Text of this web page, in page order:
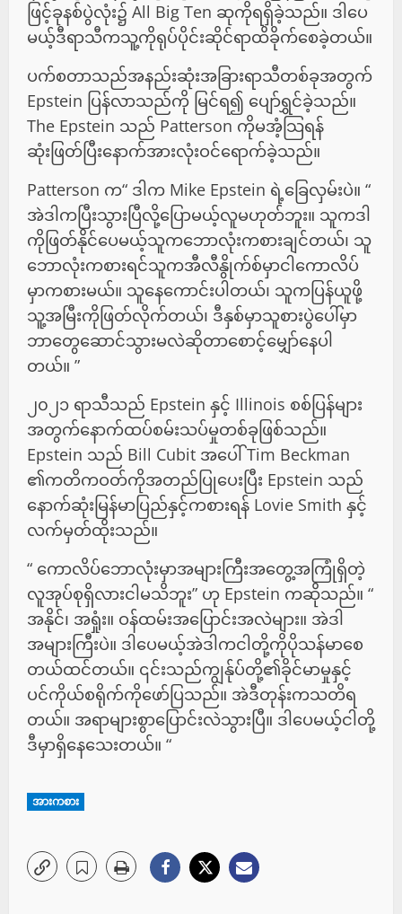
ဖြင့်ခုနစ်ပွဲလုံး၌ All Big Ten ဆုကိုရရှိခဲ့သည်။ ဒါပေ
မယ့်ဒီရာသီကသူ့ကိုရုပ်ပိုင်းဆိုင်ရာထိခိုက်စေခဲ့တယ်။
ပက်စတာသည်အနည်းဆုံးအခြားရာသီတစ်ခုအတွက်
Epstein ပြန်လာသည်ကို မြင်ရ၍ ပျော်ရွှင်ခဲ့သည်။
The Epstein သည် Patterson ကိုမအံ့သြရန်
ဆုံးဖြတ်ပြီးနောက်အားလုံးဝင်ရောက်ခဲ့သည်။
Patterson က“ ဒါက Mike Epstein ရဲ့ခြေလှမ်းပဲ။ “
အဲဒါကပြီးသွားပြီလို့ပြောမယ့်လူမဟုတ်ဘူး။ သူကဒါ
ကိုဖြတ်နိုင်ပေမယ့်သူကဘောလုံးကစားချင်တယ်၊ သူ
ဘောလုံးကစားရင်သူကအီလီနွိုက်စ်မှာငါကောလိပ်
မှာကစားမယ်။ သူနေကောင်းပါတယ်၊ သူကပြန်ယူဖို့
သူ့အမြီးကိုဖြတ်လိုက်တယ်၊ ဒီနှစ်မှာသူစားပွဲပေါ်မှာ
ဘာတွေဆောင်သွားမလဲဆိုတာစောင့်မျှော်နေပါ
တယ်။ ”
၂၀၂၁ ရာသီသည် Epstein နှင့် Illinois စစ်ပြန်များ
အတွက်နောက်ထပ်စမ်းသပ်မှုတစ်ခုဖြစ်သည်။
Epstein သည် Bill Cubit အပေါ် Tim Beckman
၏ကတိကဝတ်ကိုအတည်ပြုပေးပြီး Epstein သည်
နောက်ဆုံးမြန်မာပြည်နှင့်ကစားရန် Lovie Smith နှင့်
လက်မှတ်ထိုးသည်။
“ ကောလိပ်ဘောလုံးမှာအများကြီးအတွေ့အကြုံရှိတဲ့
လူအုပ်စုရှိလားငါမသိဘူး” ဟု Epstein ကဆိုသည်။ “
အနိုင်၊ အရှုံး။ ဝန်ထမ်းအပြောင်းအလဲများ။ အဲဒါ
အများကြီးပဲ။ ဒါပေမယ့်အဲဒါကငါတို့ကိုပိုသန်မာစေ
တယ်ထင်တယ်။ ၎င်းသည်ကျွန်ုပ်တို့၏ခိုင်မာမှုနှင့်
ပင်ကိုယ်စရိုက်ကိုဖော်ပြသည်။ အဲဒီတုန်းကသတိရ
တယ်။ အရာများစွာပြောင်းလဲသွားပြီ။ ဒါပေမယ့်ငါတို့
ဒီမှာရှိနေသေးတယ်။ “
အားကစား